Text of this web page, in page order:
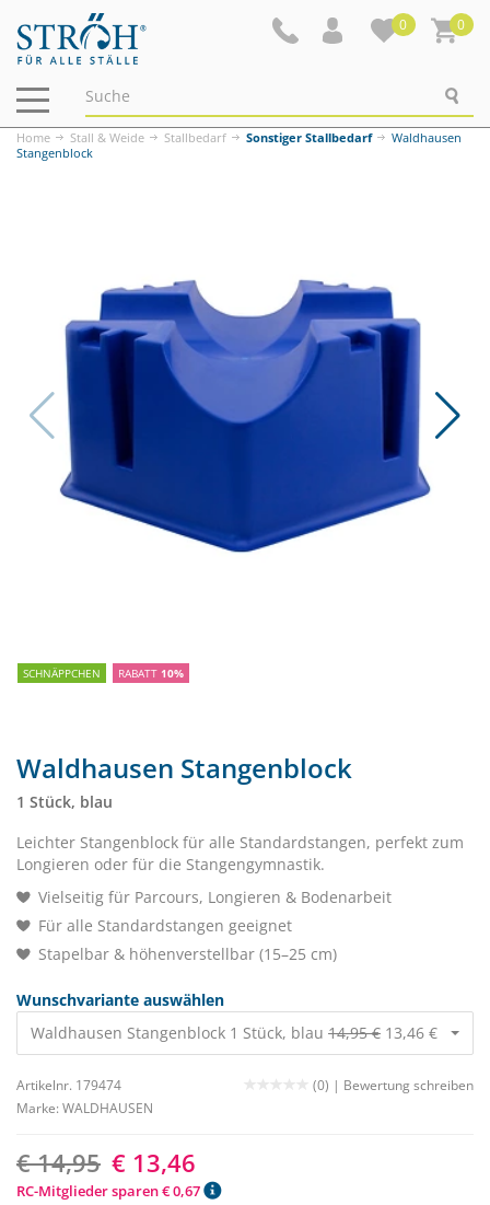
0 0
Navigation
ein-/ausblenden
Home Stall & Weide Stallbedarf Sonstiger Stallbedarf
Waldhausen
Stangenblock
SCHNÄPPCHEN RABATT 10%
Waldhausen Stangenblock
1 Stück, blau
Leichter Stangenblock für alle Standardstangen, perfekt zum
Longieren oder für die Stangengymnastik.
Vielseitig für Parcours, Longieren & Bodenarbeit
Für alle Standardstangen geeignet
Stapelbar & höhenverstellbar (15–25 cm)
Wunschvariante auswählen
Waldhausen Stangenblock 1 Stück, blau 14,95 € 13,46 €
Artikelnr. 179474 (0) | Bewertung schreiben
Marke: WALDHAUSEN
€ 14,95 € 13,46
RC-Mitglieder sparen € 0,67